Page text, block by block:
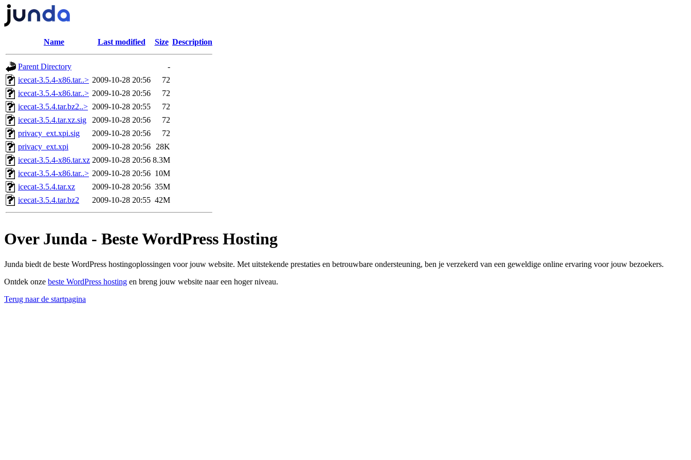
Name Last modified Size Description
Parent Directory
-
icecat-3.5.4-x86.tar..> 2009-10-28 20:56
72
icecat-3.5.4-x86.tar..> 2009-10-28 20:56
72
icecat-3.5.4.tar.bz2..> 2009-10-28 20:55
72
icecat-3.5.4.tar.xz.sig
2009-10-28 20:56
72
privacy_ext.xpi.sig
2009-10-28 20:56
72
privacy_ext.xpi
2009-10-28 20:56
28K
icecat-3.5.4-x86.tar.xz 2009-10-28 20:56 8.3M
icecat-3.5.4-x86.tar..> 2009-10-28 20:56 10M
icecat-3.5.4.tar.xz
2009-10-28 20:56 35M
icecat-3.5.4.tar.bz2
2009-10-28 20:55 42M
Over Junda - Beste WordPress Hosting
Junda biedt de beste WordPress hostingoplossingen voor jouw website. Met uitstekende prestaties en betrouwbare ondersteuning, ben je verzekerd van een geweldige online ervaring voor jouw bezoekers.
Ontdek onze beste WordPress hosting en breng jouw website naar een hoger niveau.
Terug naar de startpagina